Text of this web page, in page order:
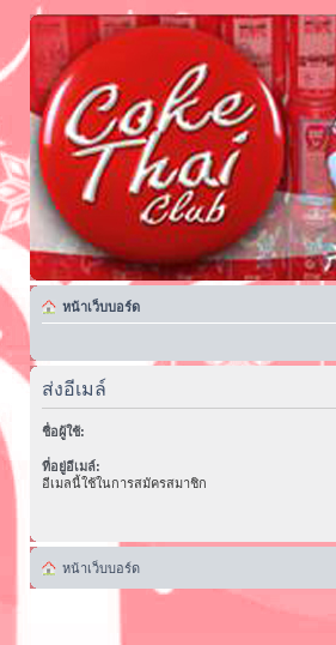
หน้าเว็บบอร์ด
ส่งอีเมล์
ชื่อผู้ใช้:
ที่อยู่อีเมล์:
อีเมลนี้ใช้ในการสมัครสมาชิก
หน้าเว็บบอร์ด